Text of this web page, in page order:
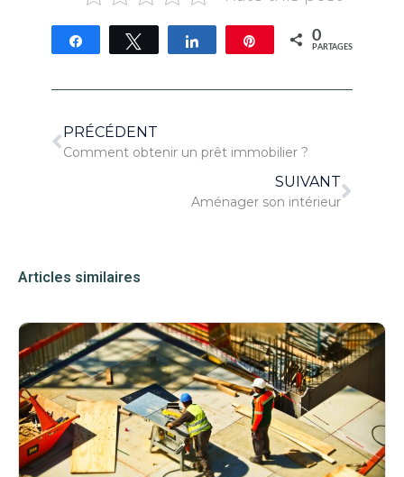
Partagez Tweetez Partagez Épingle 0
PARTAGES
PRÉCÉDENT
Comment obtenir un prêt immobilier ?
SUIVANT
Aménager son intérieur
Articles similaires